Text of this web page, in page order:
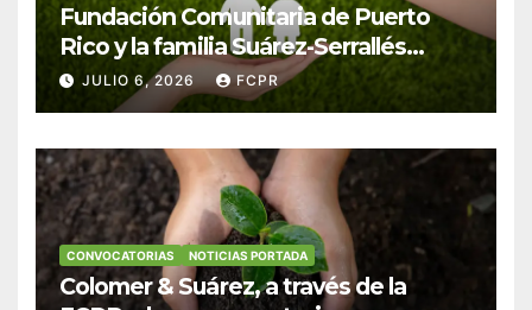
Fundación Comunitaria de Puerto
Rico y la familia Suárez-Serrallés
anuncian convocatoria para
fortalecer hogares y albergues
JULIO 6, 2026 FCPR
CONVOCATORIAS NOTICIAS PORTADA
Colomer & Suárez, a través de la